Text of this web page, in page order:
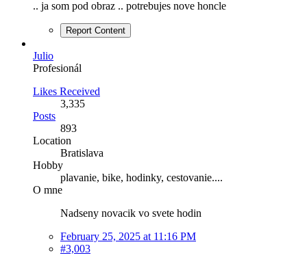
.. ja som pod obraz .. potrebujes nove honcle
Report Content
Julio
Profesionál
Likes Received
3,335
Posts
893
Location
Bratislava
Hobby
plavanie, bike, hodinky, cestovanie....
O mne
Nadseny novacik vo svete hodin
February 25, 2025 at 11:16 PM
#3,003